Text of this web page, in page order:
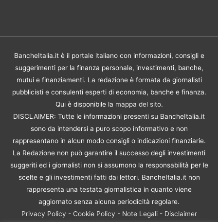
BancheItalia.it è il portale italiano con informazioni, consigli e
suggerimenti per la finanza personale, investimenti, banche,
mutui e finanziamenti. La redazione è formata da giornalisti
pubblicisti e consulenti esperti di economia, banche e finanza.
Qui è disponibile la mappa del sito.
DISCLAIMER: Tutte le informazioni presenti su BancheItalia.it
sono da intendersi a puro scopo informativo e non
rappresentano in alcun modo consigli o indicazioni finanziarie.
La Redazione non può garantire il successo degli investimenti
suggeriti ed i giornalisti non si assumono la responsabilità per le
scelte e gli investimenti fatti dai lettori. BancheItalia.it non
rappresenta una testata giornalistica in quanto viene
aggiornato senza alcuna periodicità regolare.
Privacy Policy - Cookie Policy - Note Legali- Disclaimer